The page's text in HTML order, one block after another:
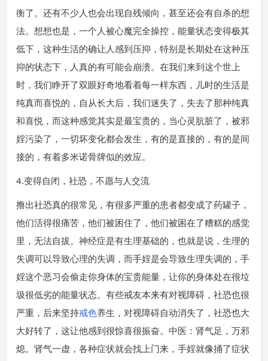
衡了。还有不少人也会出现自残倾向，甚至还会有自杀的想
法。想想也是，一个人被心魔完全操控，能量状态变得极其
低下，这种生活的确让人感到压抑，特别是长期处在这种压
抑的状态下，人真的有可能会崩溃。在我们来到这个世上
时，我们睁开了双眼好奇地看着每一样东西，儿时的生活是
纯真而喜悦的，自从长大后，我们迷失了，失去了那种纯真
和喜悦，而这种感觉其实是最宝贵的，当心灵肮脏了，被邪
婬污染了，一切坏变化都会发生，有的是直接的，有的是间
接的，有着多米诺骨牌似的效应。
4.变得自闭，社恐，不愿与人交流
撸出社恐真的很常见，有很多严重的患者都变成了药罐子，
他们活得很痛苦，他们被困住了，他们被困在了糟糕的感觉
里，无法自拔。神经症是有生理基础的，也就是说，生理的
失调可以导致心理的失调，而手婬是会导致生理失调的，手
婬这个恶习会偷走你身体的宝贵能量，让你的身体处在很垃
圾很低劣的能量状态。有些戒友本来有对视障碍，社恐也很
严重，后来坚持戒色养生，对视障碍自动消失了，社恐也大
大好转了，这让他感到很惊喜很振奋。中医：肾气足，万邪
熄。肾气一虚，各种症状就会找上门来，手婬就像捅了症状